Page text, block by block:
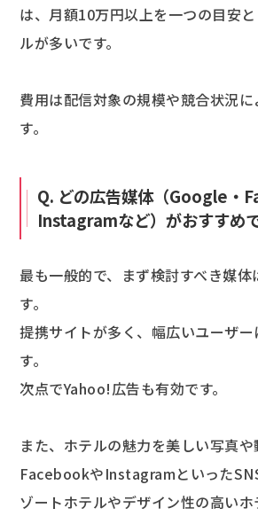
は、月額10万円以上を一つの目安
ルが多いです。
費用は配信対象の規模や競合状況に
す。
Q. どの広告媒体（Google・
Instagramなど）がおすすめ
最も一般的で、まず検討すべき媒
す。
提携サイトが多く、幅広いユーザ
す。
次点でYahoo!広告も有効です。
また、ホテルの魅力を美しい写真
FacebookやInstagramといった
ゾートホテルやデザイン性の高い